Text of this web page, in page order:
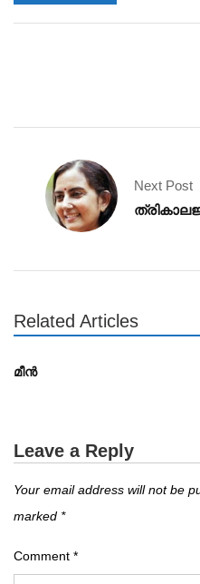
Next Post
Related Articles
കവിത
മീൻ
Leave a Reply
Your email address will not be
marked *
Comment *